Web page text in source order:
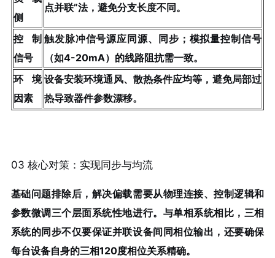
侧
点并联”法，避免分支长度不同。
控制
信号
触发脉冲信号源应同源、同步 ；模拟量控制信号
（如4-20mA）的线路阻抗需一致。
环境
因素
设备安装环境通风、散热条件应均等，避免局部过
热导致器件参数漂移。
03 核心对策：实现同步与均流
基础问题排除后，解决偏载需要从物理连接、控制逻辑和
参数微调三个层面系统性地进行。与单相系统相比，三相
系统的同步不仅要保证并联设备间同相位输出，还要确保
每台设备自身的三相120度相位关系精确。